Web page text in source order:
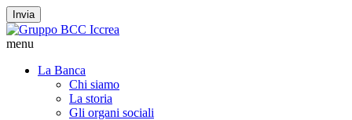
Invia
menu
La Banca
Chi siamo
La storia
Gli organi sociali